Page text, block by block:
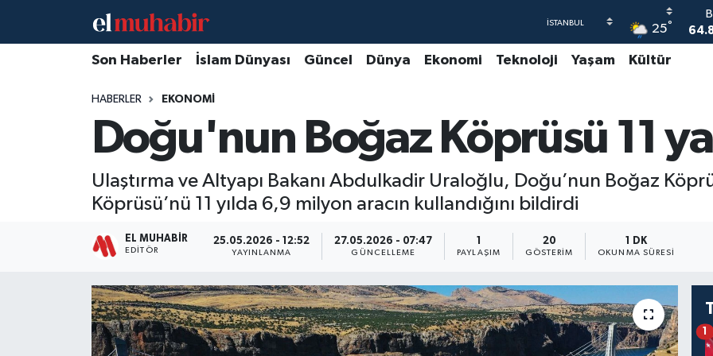
25°
Son Haberler İslam Dünyası Güncel Dünya Ekonomi Teknoloji Yaşam Kültür
HABERLER EKONOMI
Doğu'nun Boğaz Köprüsü 11
Ulaştırma ve Altyapı Bakanı Abdulkadir Uraloğlu, Doğu’nun Boğaz
Köprüsü’nü 11 yılda 6,9 milyon aracın kullandığını bildirdi
EL MUHABIR
EDITÖR
25.05.2026 - 12:52
YAYINLANMA
27.05.2026 - 07:47
GÜNCELLEME
1
PAYLAŞIM
20
GÖSTERIM
1 DK
OKUNMA SÜRESI
1
Hava Durumu
Trafik Durumu
Süper Lig Puan Durumu ve Fikstür
Tüm Manşetler